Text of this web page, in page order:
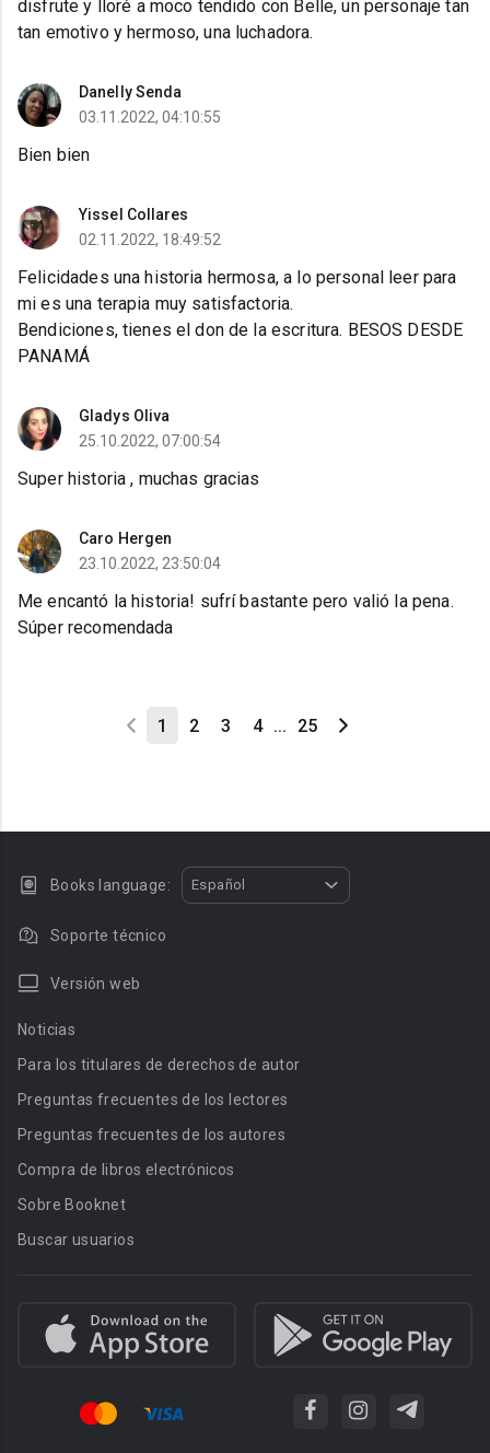
disfrute y lloré a moco tendido con Belle, un personaje tan
tan emotivo y hermoso, una luchadora.
Danelly Senda
03.11.2022, 04:10:55
Bien bien
Yissel Collares
02.11.2022, 18:49:52
Felicidades una historia hermosa, a lo personal leer para
mi es una terapia muy satisfactoria.
Bendiciones, tienes el don de la escritura. BESOS DESDE
PANAMÁ
Gladys Oliva
25.10.2022, 07:00:54
Super historia , muchas gracias
Caro Hergen
23.10.2022, 23:50:04
Me encantó la historia! sufrí bastante pero valió la pena.
Súper recomendada
1 2 3 4 ... 25
Books language: Español
Soporte técnico
Versión web
Noticias
Para los titulares de derechos de autor
Preguntas frecuentes de los lectores
Preguntas frecuentes de los autores
Compra de libros electrónicos
Sobre Booknet
Buscar usuarios